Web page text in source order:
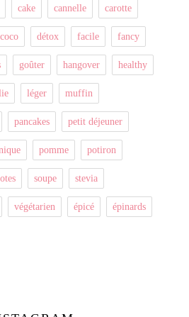
cake cannelle carotte
coco détox facile fancy
goûter hangover healthy
léger muffin
pancakes petit déjeuner
pomme potiron
soupe stevia
végétarien épicé épinards